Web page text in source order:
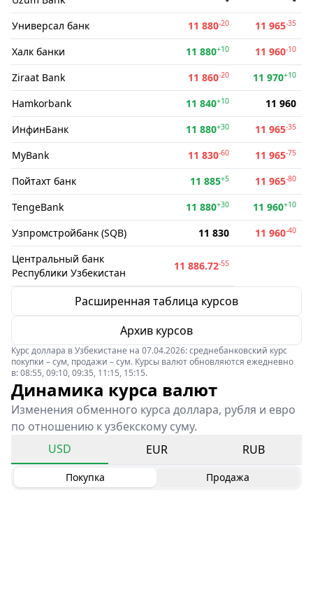
Универсал банк
11 880-20 11 965-35
Халк банки 11 880+10 11 960-10
Ziraat Bank 11 860-20 11 970+10
Hamkorbank 11 840+10
11 960
ИнфинБанк
11 880+30 11 965-35
MyBank 11 830-60 11 965-75
Пойтахт банк 11 885+5 11 965-80
TengeBank 11 880+30 11 960+10
Узпромстройбанк (SQB) 11 830 11 960-40
Центральный банк
Республики Узбекистан
11 886.72-55
Расширенная таблица курсов
Архив курсов
Курс доллара в Узбекистане на 07.04.2026: среднебанковский курс
покупки – сум, продажи – сум. Курсы валют обновляются ежедневно
в: 08:55, 09:10, 09:35, 11:15, 15:15.
Динамика курса валют
Изменения обменного курса доллара, рубля и евро
по отношению к узбекскому суму.
USD
EUR RUB
Покупка Продажа